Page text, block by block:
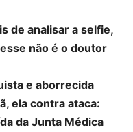
de analisar a selfie,
não é o doutor
e aborrecida
ela contra ataca:
da Junta Médica